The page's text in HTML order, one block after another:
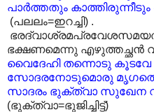
പാർത്തതും കാത്തിരുന്നീടും
(പലലം=ഇറച്ചി) .
ഭക്ഷണമെന്നു എഴുത്തച്ഛൻ
വൈദേഹി തന്നൊടു
സോദരനോടുമൊരു
സാദരം ഭുക്ത്വാ സുഖേന
(ഭുക്ത്വാ=ഭുജിച്ചിട്ട്)